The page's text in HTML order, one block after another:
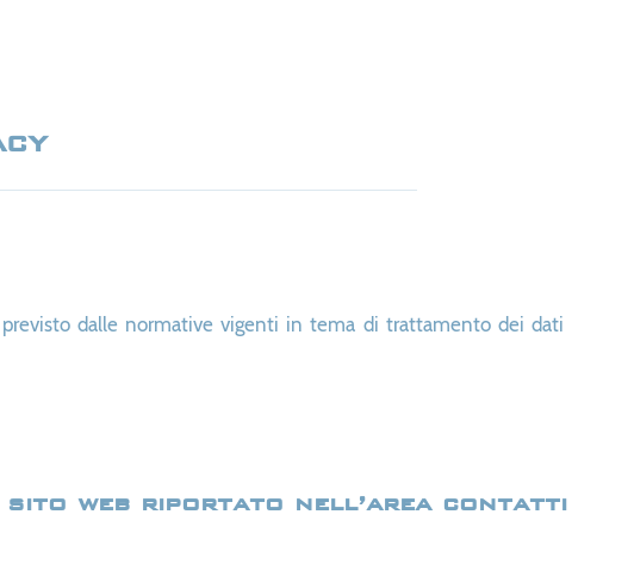
dalle normative vigenti in tema di trattamento dei dati
web riportato nell’area contatti